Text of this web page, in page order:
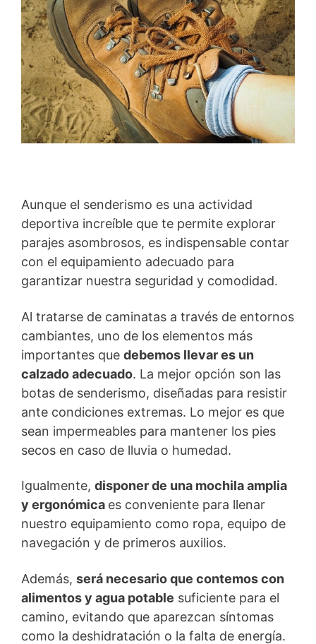
Aunque el senderismo es una actividad
deportiva increíble que te permite explorar
parajes asombrosos, es indispensable contar
con el equipamiento adecuado para
garantizar nuestra seguridad y comodidad.
Al tratarse de caminatas a través de entornos
cambiantes, uno de los elementos más
importantes que debemos llevar es un
calzado adecuado. La mejor opción son las
botas de senderismo, diseñadas para resistir
ante condiciones extremas. Lo mejor es que
sean impermeables para mantener los pies
secos en caso de lluvia o humedad.
Igualmente, disponer de una mochila amplia
y ergonómica es conveniente para llenar
nuestro equipamiento como ropa, equipo de
navegación y de primeros auxilios.
Además, será necesario que contemos con
alimentos y agua potable suficiente para el
camino, evitando que aparezcan síntomas
como la deshidratación o la falta de energía.